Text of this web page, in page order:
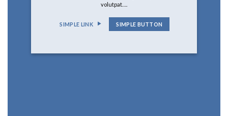
volutpat….
SIMPLE LINK SIMPLE BUTTON